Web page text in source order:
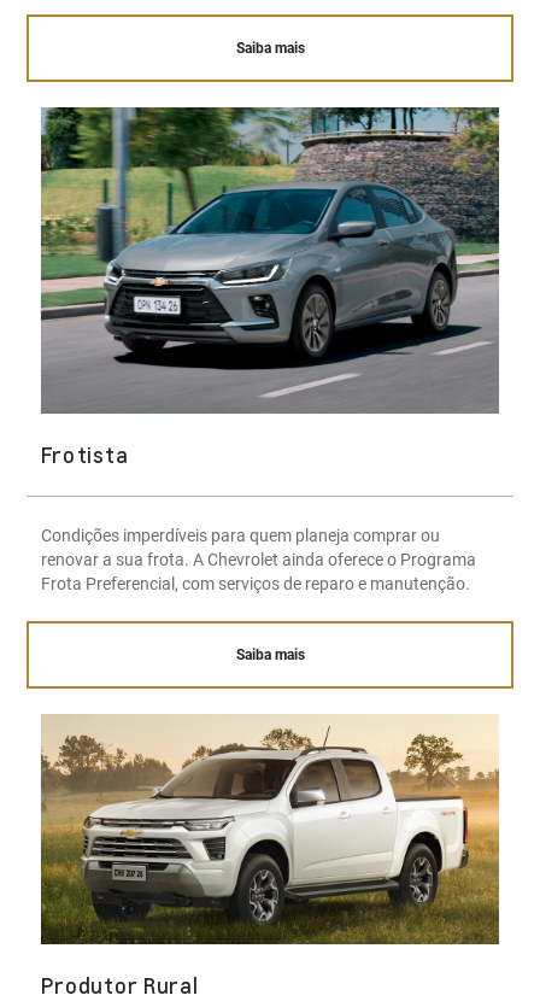
Saiba mais
Frotista
Condições imperdíveis para quem planeja comprar ou
renovar a sua frota. A Chevrolet ainda oferece o Programa
Frota Preferencial, com serviços de reparo e manutenção.
Saiba mais
Produtor Rural